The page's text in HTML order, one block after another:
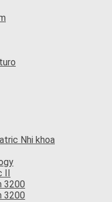
Nhi khoa
II
3200
3200